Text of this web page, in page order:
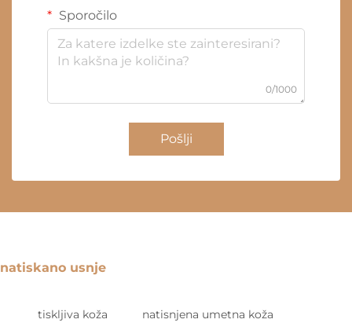
Sporočilo
0/1000
Pošlji
natiskano usnje
tiskljiva koža natisnjena umetna koža